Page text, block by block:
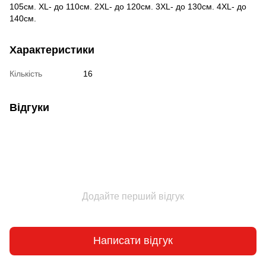
105см. XL- до 110см. 2XL- до 120см. 3XL- до 130см. 4XL- до
140см.
Характеристики
Кількість 16
Відгуки
Додайте перший відгук
Написати відгук